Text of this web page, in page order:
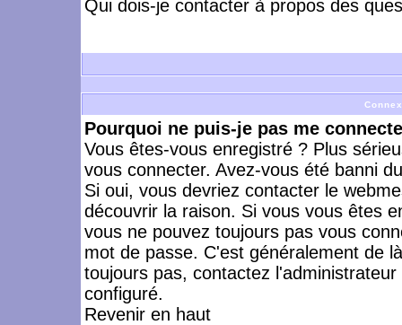
Qui dois-je contacter à propos des
Pourquoi ne puis-je pas me
Vous êtes-vous enregistré ? Plus
vous connecter. Avez-vous été banni
Si oui, vous devriez contacter le
découvrir la raison. Si vous vous êtes
vous ne pouvez toujours pas vous
mot de passe. C'est généralement de
toujours pas, contactez
configuré.
Revenir en haut